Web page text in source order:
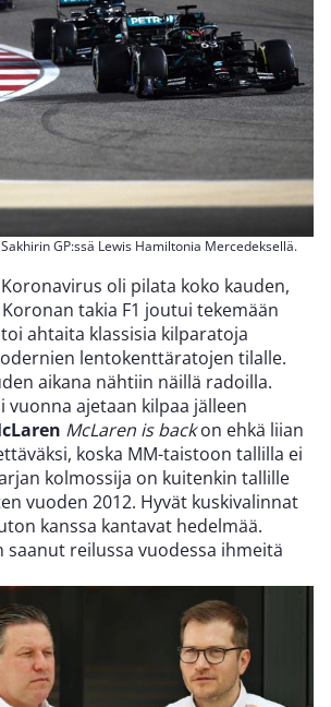
GP:ssä Lewis Hamiltonia Mercedeksellä.
Koronavirus oli pilata koko kauden,
takia F1 joutui tekemään
ahtaita klassisia kilparatoja
lentokenttäratojen tilalle.
aikana nähtiin näillä radoilla.
vuonna ajetaan kilpaa jälleen
McLaren is backon ehkä liian
koska MM-taistoon tallilla ei
kolmossija on kuitenkin tallille
vuoden 2012. Hyvät kuskivalinnat
kanssa kantavat hedelmää.
saanut reilussa vuodessa ihmeitä